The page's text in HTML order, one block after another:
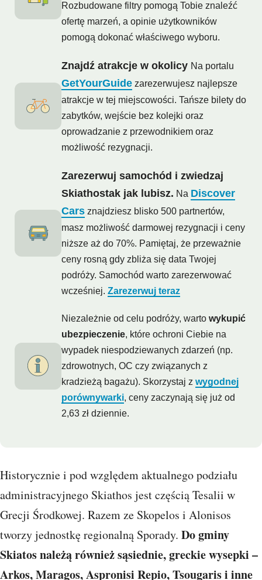
Rozbudowane filtry pomogą Tobie znaleźć
ofertę marzeń, a opinie użytkowników
pomogą dokonać właściwego wyboru.
Znajdź atrakcje w okolicy Na portalu
GetYourGuide zarezerwujesz najlepsze
atrakcje w tej miejscowości. Tańsze bilety do
zabytków, wejście bez kolejki oraz
oprowadzanie z przewodnikiem oraz
możliwość rezygnacji.
Zarezerwuj samochód i zwiedzaj
Skiathostak jak lubisz. Na Discover
Cars znajdziesz blisko 500 partnertów,
masz możliwość darmowej rezygnacji i ceny
niższe aż do 70%. Pamiętaj, że przeważnie
ceny rosną gdy zbliża się data Twojej
podróży. Samochód warto zarezerwować
wcześniej. Zarezerwuj teraz
Niezależnie od celu podróży, warto wykupić
ubezpieczenie, które ochroni Ciebie na
wypadek niespodziewanych zdarzeń (np.
zdrowotnych, OC czy związanych z
kradzieżą bagażu). Skorzystaj z wygodnej
porównywarki, ceny zaczynają się już od
2,63 zł dziennie.
Historycznie i pod względem aktualnego podziału
administracyjnego Skiathos jest częścią Tesalii w
Grecji Środkowej. Razem ze Skopelos i Alonisos
tworzy jednostkę regionalną Sporady. Do gminy
Skiatos należą również sąsiednie, greckie wysepki –
Arkos, Maragos, Aspronisi Repio, Tsougaris i inne